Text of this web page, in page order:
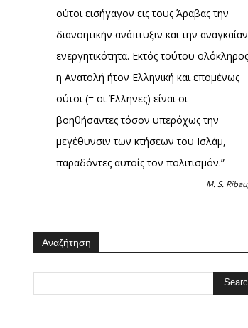
ούτοι εισήγαγον εις τους Άραβας την
διανοητικήν ανάπτυξιν και την αναγκαίαν
ενεργητικότητα. Εκτός τούτου ολόκληρος
η Ανατολή ήτον Ελληνική και επομένως
ούτοι (= οι Έλληνες) είναι οι
βοηθήσαντες τόσον υπερόχως την
μεγέθυνσιν των κτήσεων του Ισλάμ,
παραδόντες αυτοίς τον πολιτισμόν.”
M. S.
Αναζήτηση